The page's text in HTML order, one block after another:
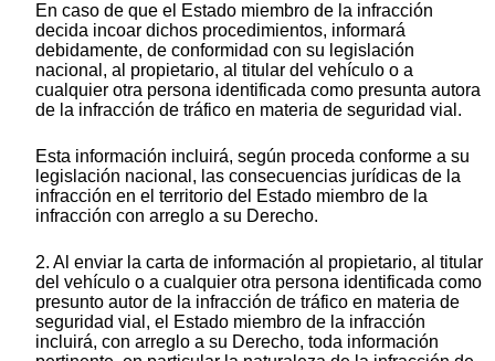
En caso de que el Estado miembro de la infracción
decida incoar dichos procedimientos, informará
debidamente, de conformidad con su legislación
nacional, al propietario, al titular del vehículo o a
cualquier otra persona identificada como presunta autora
de la infracción de tráfico en materia de seguridad vial.
Esta información incluirá, según proceda conforme a su
legislación nacional, las consecuencias jurídicas de la
infracción en el territorio del Estado miembro de la
infracción con arreglo a su Derecho.
2. Al enviar la carta de información al propietario, al titular
del vehículo o a cualquier otra persona identificada como
presunto autor de la infracción de tráfico en materia de
seguridad vial, el Estado miembro de la infracción
incluirá, con arreglo a su Derecho, toda información